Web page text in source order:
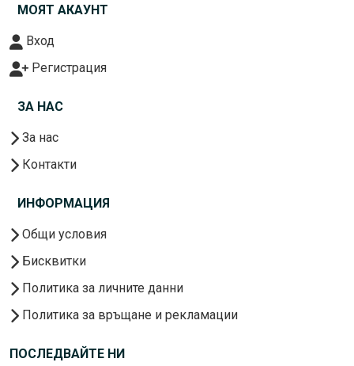
МОЯТ АКАУНТ
Вход
Регистрация
ЗА НАС
За нас
Контакти
ИНФОРМАЦИЯ
Общи условия
Бисквитки
Политика за личните данни
Политика за връщане и рекламации
ПОСЛЕДВАЙТЕ НИ